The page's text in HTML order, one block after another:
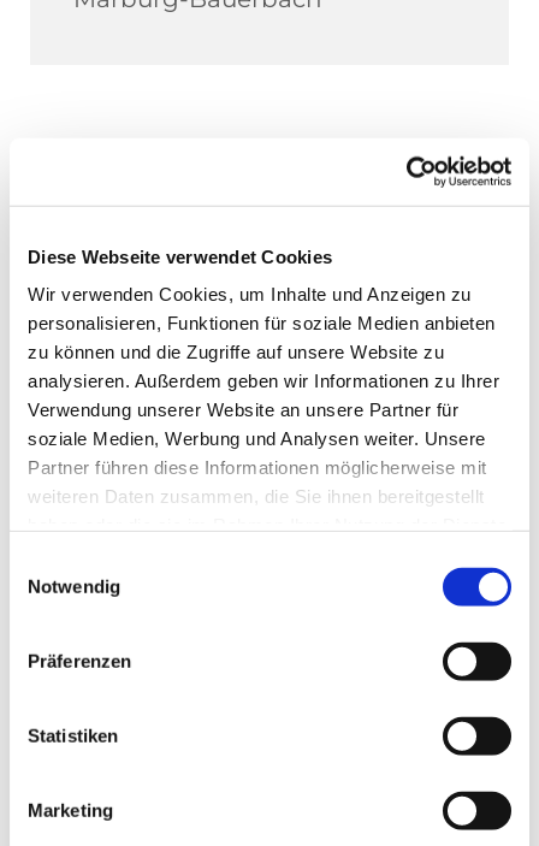
Diese Webseite verwendet Cookies
Wir verwenden Cookies, um Inhalte und Anzeigen zu
personalisieren, Funktionen für soziale Medien anbieten
zu können und die Zugriffe auf unsere Website zu
analysieren. Außerdem geben wir Informationen zu Ihrer
Verwendung unserer Website an unsere Partner für
soziale Medien, Werbung und Analysen weiter. Unsere
Partner führen diese Informationen möglicherweise mit
weiteren Daten zusammen, die Sie ihnen bereitgestellt
Notwendig
Präferenzen
Statistiken
Marketing
Dies könnte Sie auch